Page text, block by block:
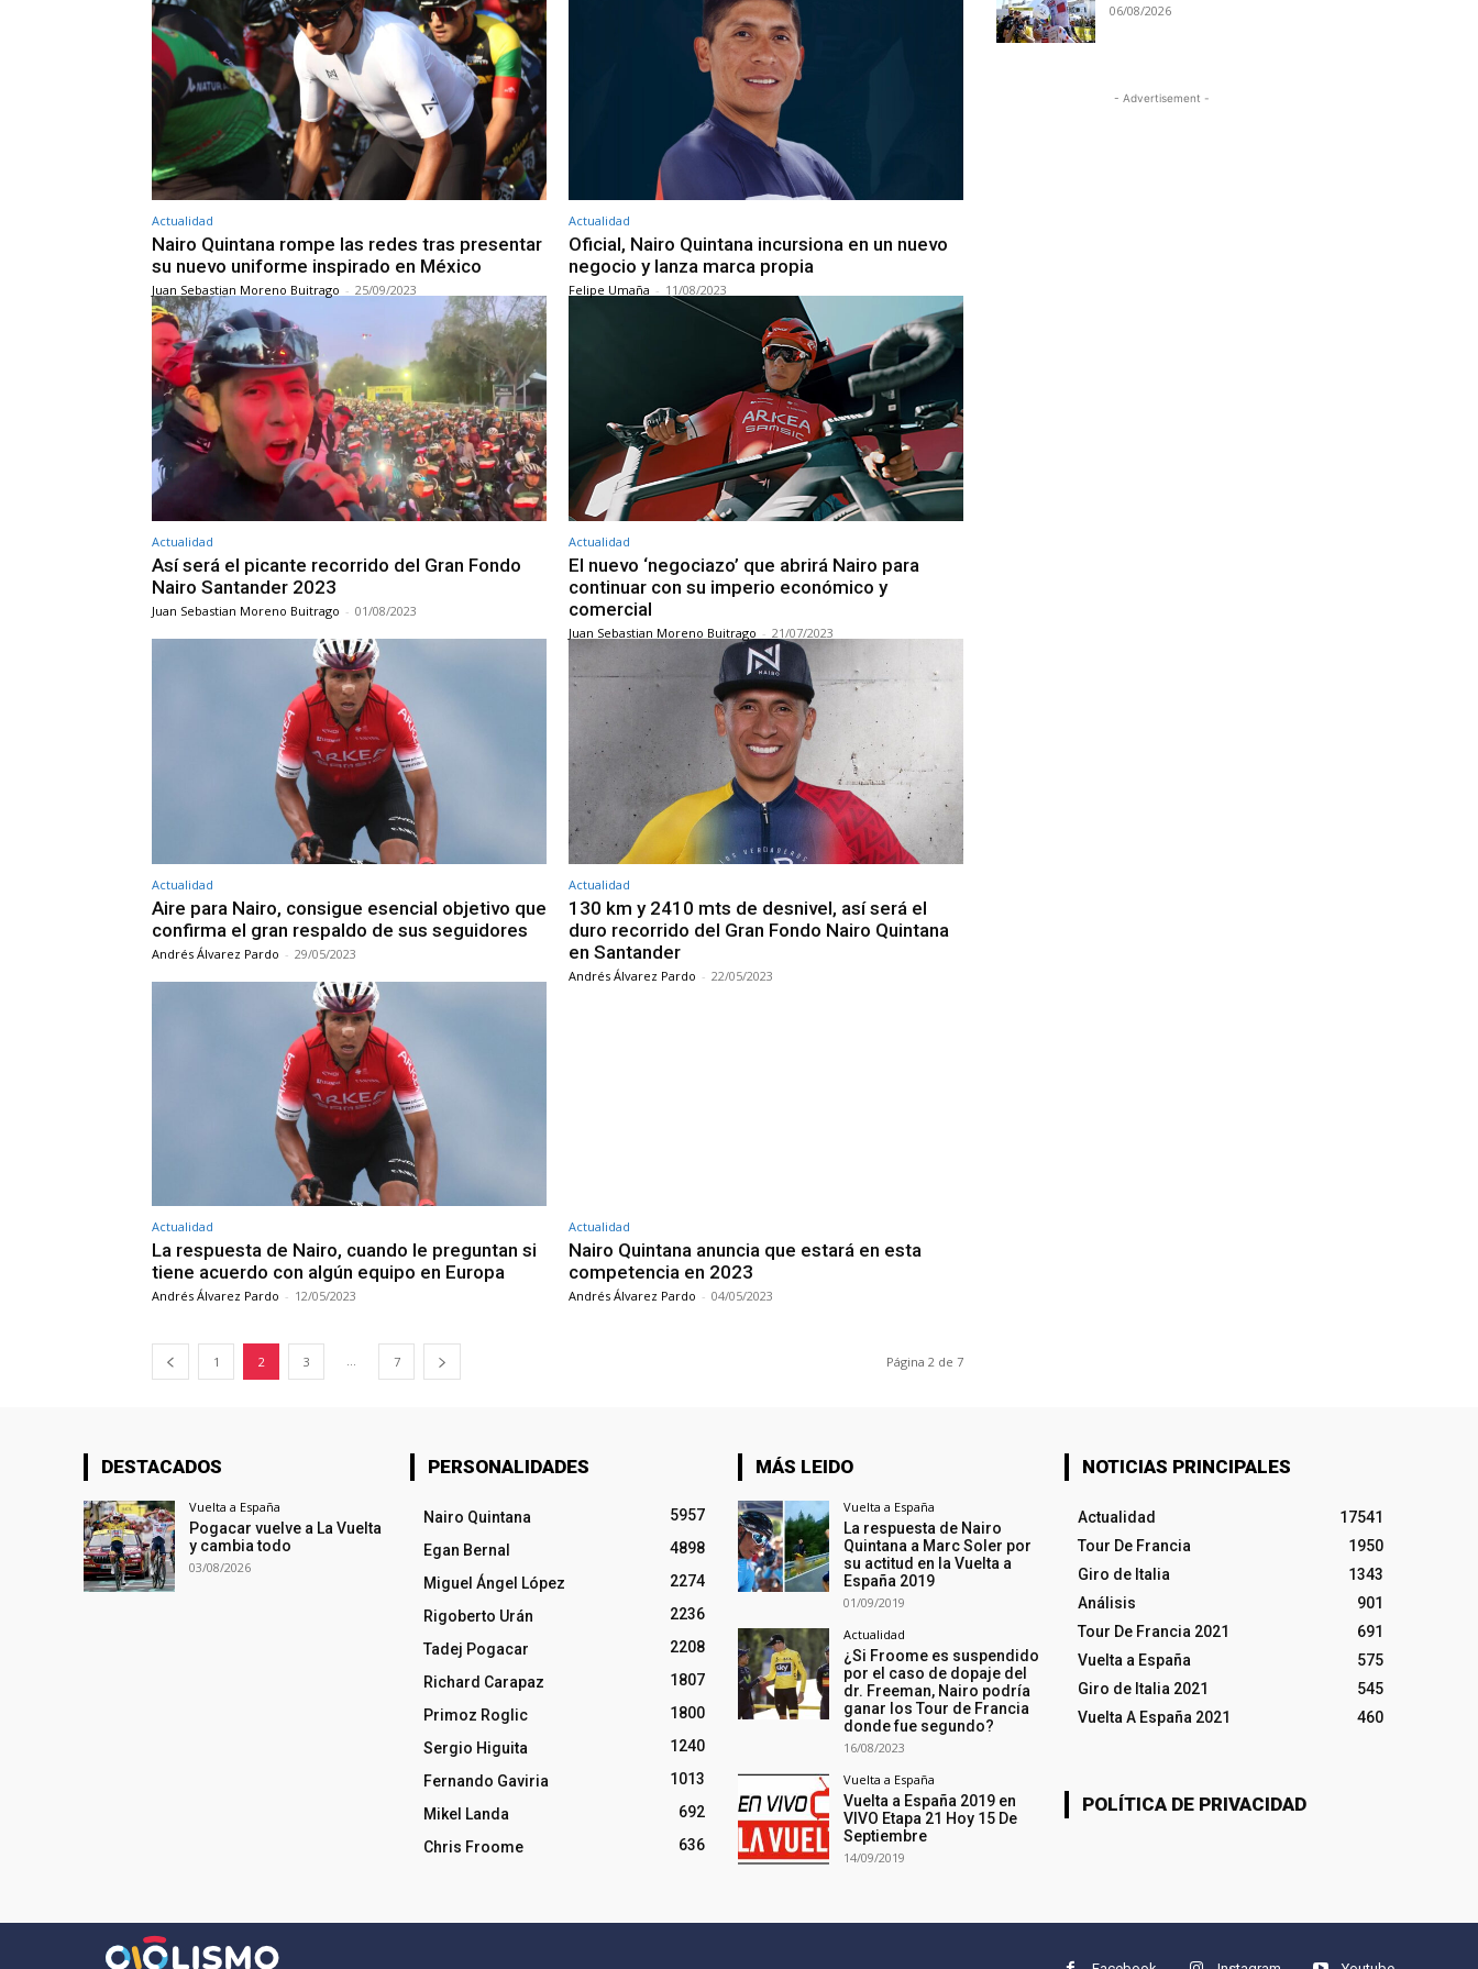
Actualidad
Nairo Quintana rompe las redes tras presentar
su nuevo uniforme inspirado en México
Juan Sebastian Moreno Buitrago - 25/09/2023
Actualidad
Oficial, Nairo Quintana incursiona en un nuevo
negocio y lanza marca propia
Felipe Umaña - 11/08/2023
Actualidad
Así será el picante recorrido del Gran Fondo
Nairo Santander 2023
Juan Sebastian Moreno Buitrago - 01/08/2023
Actualidad
El nuevo ‘negociazo’ que abrirá Nairo para
continuar con su imperio económico y
comercial
Juan Sebastian Moreno Buitrago - 21/07/2023
Actualidad
Aire para Nairo, consigue esencial objetivo que
confirma el gran respaldo de sus seguidores
Andrés Álvarez Pardo - 29/05/2023
Actualidad
130 km y 2410 mts de desnivel, así será el
duro recorrido del Gran Fondo Nairo Quintana
en Santander
Andrés Álvarez Pardo - 22/05/2023
Actualidad
La respuesta de Nairo, cuando le preguntan si
tiene acuerdo con algún equipo en Europa
Andrés Álvarez Pardo - 12/05/2023
Actualidad
Nairo Quintana anuncia que estará en esta
competencia en 2023
Andrés Álvarez Pardo - 04/05/2023
1 2 3 ... 7 Página 2 de 7
06/08/2026
- Advertisement -
DESTACADOS
Vuelta a España
Pogacar vuelve a La Vuelta
y cambia todo
03/08/2026
PERSONALIDADES
Nairo Quintana
5957
Egan Bernal
4898
Miguel Ángel López
2274
Rigoberto Urán
2236
Tadej Pogacar
2208
Richard Carapaz
1807
Primoz Roglic
1800
Sergio Higuita
1240
Fernando Gaviria
1013
Mikel Landa
692
Chris Froome
636
MÁS LEIDO
Vuelta a España
La respuesta de Nairo
Quintana a Marc Soler por
su actitud en la Vuelta a
España 2019
01/09/2019
Actualidad
¿Si Froome es suspendido
por el caso de dopaje del
dr. Freeman, Nairo podría
ganar los Tour de Francia
donde fue segundo?
16/08/2023
Vuelta a España
Vuelta a España 2019 en
VIVO Etapa 21 Hoy 15 De
Septiembre
14/09/2019
NOTICIAS PRINCIPALES
Actualidad
17541
Tour De Francia
1950
Giro de Italia
1343
Análisis
901
Tour De Francia 2021
691
Vuelta a España
575
Giro de Italia 2021
545
Vuelta A España 2021
460
POLÍTICA DE PRIVACIDAD